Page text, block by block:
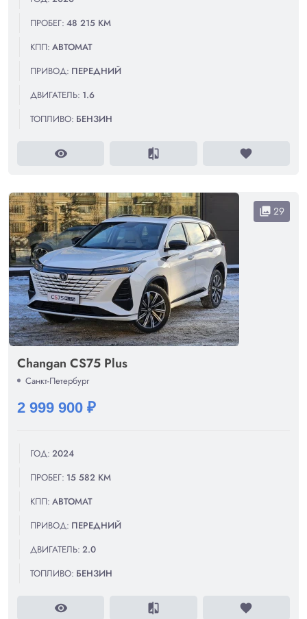
ПРОБЕГ: 48 215 КМ
КПП: АВТОМАТ
ПРИВОД: ПЕРЕДНИЙ
ДВИГАТЕЛЬ: 1.6
ТОПЛИВО: БЕНЗИН
visibility compare favorite
collections 29
Changan CS75 Plus
Санкт-Петербург
2 999 900 ₽
ГОД: 2024
ПРОБЕГ: 15 582 КМ
КПП: АВТОМАТ
ПРИВОД: ПЕРЕДНИЙ
ДВИГАТЕЛЬ: 2.0
ТОПЛИВО: БЕНЗИН
visibility compare favorite